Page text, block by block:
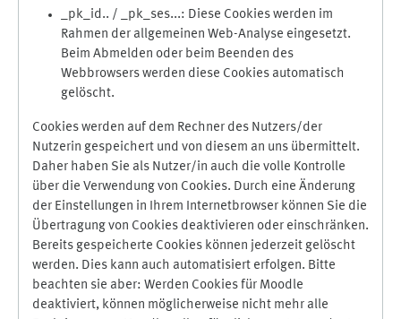
_pk_id.. / _pk_ses...: Diese Cookies werden im
Rahmen der allgemeinen Web-Analyse eingesetzt.
Beim Abmelden oder beim Beenden des
Webbrowsers werden diese Cookies automatisch
gelöscht.
Cookies werden auf dem Rechner des Nutzers/der
Nutzerin gespeichert und von diesem an uns übermittelt.
Daher haben Sie als Nutzer/in auch die volle Kontrolle
über die Verwendung von Cookies. Durch eine Änderung
der Einstellungen in Ihrem Internetbrowser können Sie die
Übertragung von Cookies deaktivieren oder einschränken.
Bereits gespeicherte Cookies können jederzeit gelöscht
werden. Dies kann auch automatisiert erfolgen. Bitte
beachten sie aber: Werden Cookies für Moodle
deaktiviert, können möglicherweise nicht mehr alle